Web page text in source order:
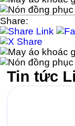
Share:
Tin tức